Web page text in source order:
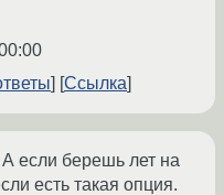
Ссылка
если берешь лет на
есть такая опция.